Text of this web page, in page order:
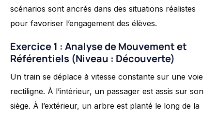
scénarios sont ancrés dans des situations réalistes
pour favoriser l’engagement des élèves.
Exercice 1 : Analyse de Mouvement et
Référentiels (Niveau : Découverte)
Un train se déplace à vitesse constante sur une voie
rectiligne. À l’intérieur, un passager est assis sur son
siège. À l’extérieur, un arbre est planté le long de la